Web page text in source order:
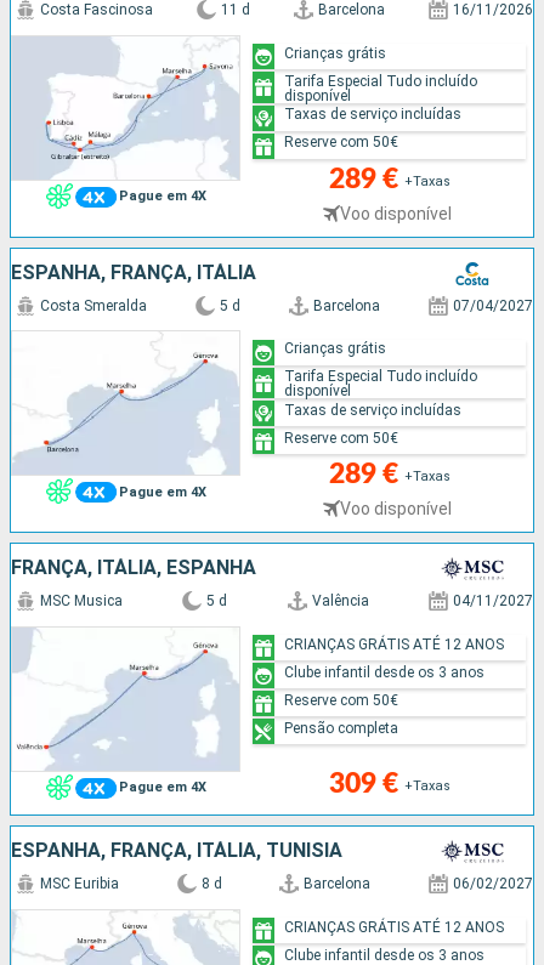
Pague em 4X
Costa Fascinosa 11 d Barcelona 16/11/2026
289 € +Taxas
Voo disponível
Crianças grátis
Tarifa Especial Tudo incluído
disponível
Taxas de serviço incluídas
Reserve com 50€
ESPANHA, FRANÇA, ITÁLIA
Pague em 4X
Costa Smeralda 5 d Barcelona 07/04/2027
289 € +Taxas
Voo disponível
Crianças grátis
Tarifa Especial Tudo incluído
disponível
Taxas de serviço incluídas
Reserve com 50€
FRANÇA, ITÁLIA, ESPANHA
Pague em 4X
MSC Musica 5 d Valência 04/11/2027
309 € +Taxas
CRIANÇAS GRÁTIS ATÉ 12 ANOS
Clube infantil desde os 3 anos
Reserve com 50€
Pensão completa
ESPANHA, FRANÇA, ITÁLIA, TUNÍSIA
MSC Euribia 8 d Barcelona 06/02/2027
CRIANÇAS GRÁTIS ATÉ 12 ANOS
Clube infantil desde os 3 anos